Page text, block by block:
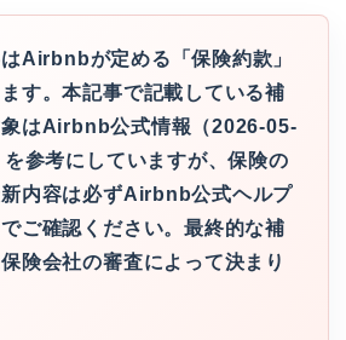
Airbnbが定める「保険約款」
す。本記事で記載している補
はAirbnb公式情報（2026-05-
参考にしていますが、保険の
内容は必ずAirbnb公式ヘルプ
ご確認ください。最終的な補
険会社の審査によって決まり